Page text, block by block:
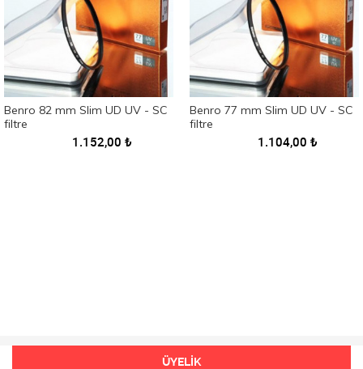
Benro 82 mm Slim UD UV - SC
filtre
1.152,00 ₺
Benro 77 mm Slim UD UV - SC
filtre
1.104,00 ₺
ÜYELİK